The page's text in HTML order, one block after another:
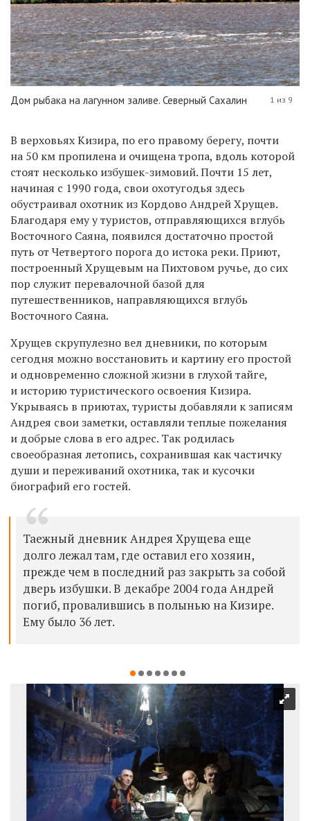
Дом рыбака на лагунном заливе. Северный Сахалин 1 из 9
В верховьях Кизира, по его правому берегу, почти
на 50 км пропилена и очищена тропа, вдоль которой
стоят несколько избушек-зимовий. Почти 15 лет,
начиная с 1990 года, свои охотугодья здесь
обустраивал охотник из Кордово Андрей Хрущев.
Благодаря ему у туристов, отправляющихся вглубь
Восточного Саяна, появился достаточно простой
путь от Четвертого порога до истока реки. Приют,
построенный Хрущевым на Пихтовом ручье, до сих
пор служит перевалочной базой для
путешественников, направляющихся вглубь
Восточного Саяна.
Хрущев скрупулезно вел дневники, по которым
сегодня можно восстановить и картину его простой
и одновременно сложной жизни в глухой тайге,
и историю туристического освоения Кизира.
Укрываясь в приютах, туристы добавляли к записям
Андрея свои заметки, оставляли теплые пожелания
и добрые слова в его адрес. Так родилась
своеобразная летопись, сохранившая как частичку
души и переживаний охотника, так и кусочки
биографий его гостей.
Таежный дневник Андрея Хрущева еще
долго лежал там, где оставил его хозяин,
прежде чем в последний раз закрыть за собой
дверь избушки. В декабре 2004 года Андрей
погиб, провалившись в полынью на Кизире.
Ему было 36 лет.